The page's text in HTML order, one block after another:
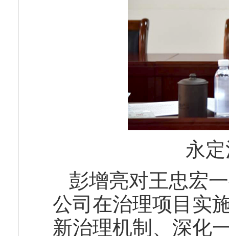
永
彭增亮对王忠宏
公司在治理项目实
新治理机制、深化